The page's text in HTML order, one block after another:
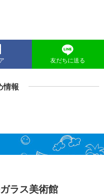
友だちに送る
情報
ラス美術館